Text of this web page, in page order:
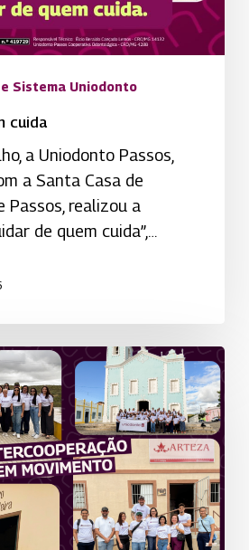
Sistema Uniodonto
cuida
a Uniodonto Passos,
a Santa Casa de
Passos, realizou a
de quem cuida”,…